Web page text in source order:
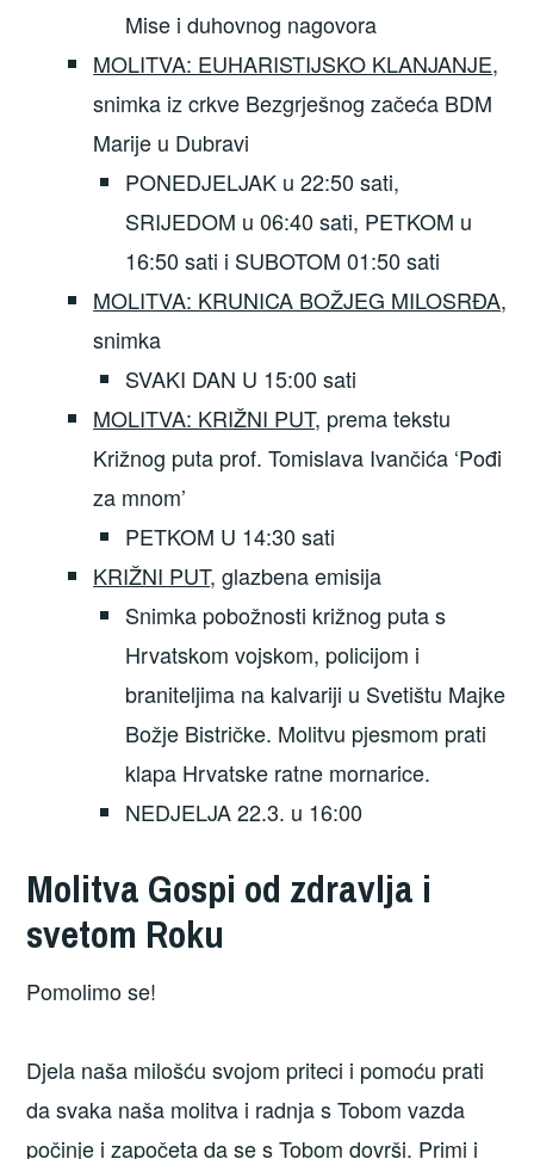
Mise i duhovnog nagovora
MOLITVA: EUHARISTIJSKO KLANJANJE,
snimka iz crkve Bezgrješnog začeća BDM
Marije u Dubravi
PONEDJELJAK u 22:50 sati,
SRIJEDOM u 06:40 sati, PETKOM u
16:50 sati i SUBOTOM 01:50 sati
MOLITVA: KRUNICA BOŽJEG MILOSRĐA,
snimka
SVAKI DAN U 15:00 sati
MOLITVA: KRIŽNI PUT, prema tekstu
Križnog puta prof. Tomislava Ivančića ‘Pođi
za mnom’
PETKOM U 14:30 sati
KRIŽNI PUT, glazbena emisija
Snimka pobožnosti križnog puta s
Hrvatskom vojskom, policijom i
braniteljima na kalvariji u Svetištu Majke
Božje Bistričke. Molitvu pjesmom prati
klapa Hrvatske ratne mornarice.
NEDJELJA 22.3. u 16:00
Molitva Gospi od zdravlja i
svetom Roku
Pomolimo se!
Djela naša milošću svojom priteci i pomoću prati
da svaka naša molitva i radnja s Tobom vazda
počinje i započeta da se s Tobom dovrši. Primi i